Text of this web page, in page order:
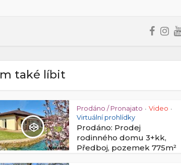
také líbit
Prodáno / Pronajato • Video •
Virtuální prohlídky
Prodáno: Prodej
rodinného domu 3+kk,
Předboj, pozemek 775m²